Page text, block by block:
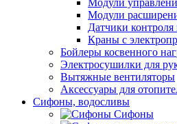
Модули
Модули
Датчики
Краны с
Бойлеры косвенного
Электросушилки для
Вытяжные вентиляторы
Аксессуары для
Сифоны, водосливы
Сифоны